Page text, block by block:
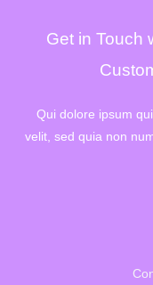
Get in Touch
Qui dolore ipsum
velit, sed quia non